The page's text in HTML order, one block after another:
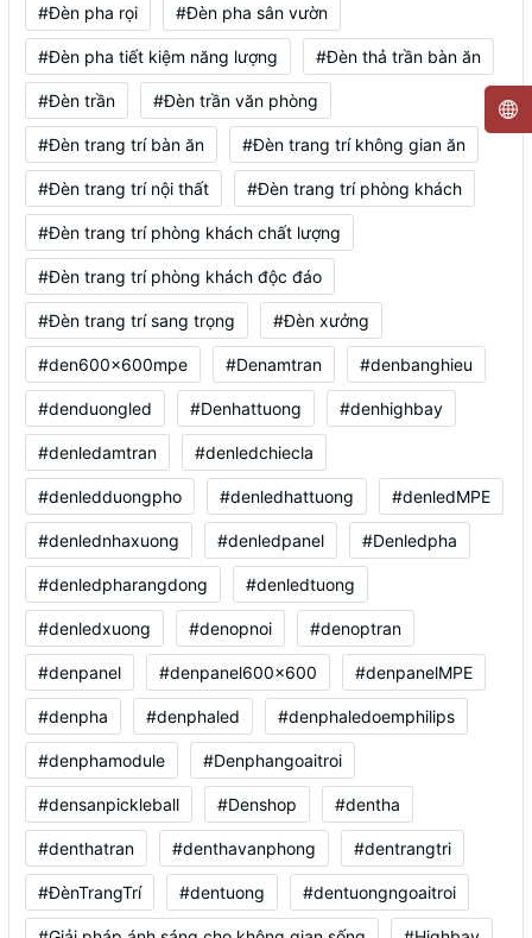
#Đèn pha rọi #Đèn pha sân vườn
#Đèn pha tiết kiệm năng lượng #Đèn thả trần bàn ăn
#Đèn trần #Đèn trần văn phòng
#Đèn trang trí bàn ăn #Đèn trang trí không gian ăn
#Đèn trang trí nội thất #Đèn trang trí phòng khách
#Đèn trang trí phòng khách chất lượng
#Đèn trang trí phòng khách độc đáo
#Đèn trang trí sang trọng #Đèn xưởng
#den600x600mpe #Denamtran #denbanghieu
#denduongled #Denhattuong #denhighbay
#denledamtran #denledchiecla
#denledduongpho #denledhattuong #denledMPE
#denlednhaxuong #denledpanel #Denledpha
#denledpharangdong #denledtuong
#denledxuong #denopnoi #denoptran
#denpanel #denpanel600x600 #denpanelMPE
#denpha #denphaled #denphaledoemphilips
#denphamodule #Denphangoaitroi
#densanpickleball #Denshop #dentha
#denthatran #denthavanphong #dentrangtri
#ĐènTrangTrí #dentuong #dentuongngoaitroi